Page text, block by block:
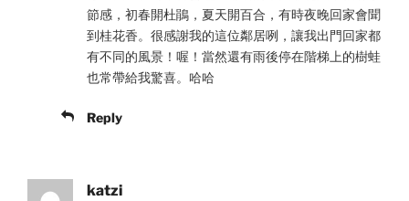
節感，初春開杜鵑，夏天開百合，有時夜晚回家會聞
到桂花香。很感謝我的這位鄰居咧，讓我出門回家都
有不同的風景！喔！當然還有雨後停在階梯上的樹蛙
也常帶給我驚喜。哈哈
Reply
katzi